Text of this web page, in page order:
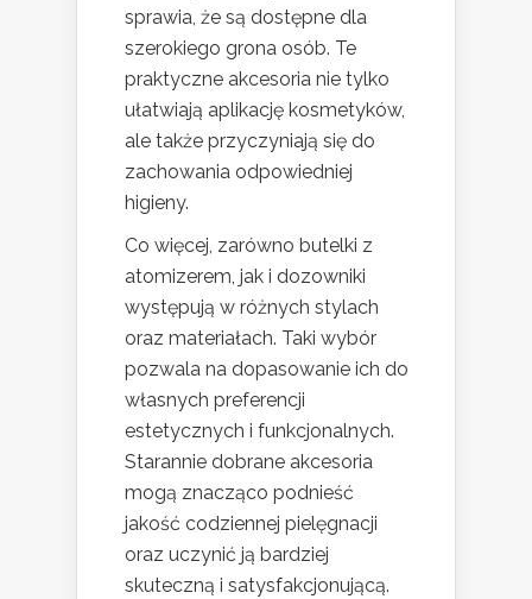
sprawia, że są dostępne dla
szerokiego grona osób. Te
praktyczne akcesoria nie tylko
ułatwiają aplikację kosmetyków,
ale także przyczyniają się do
zachowania odpowiedniej
higieny.
Co więcej, zarówno butelki z
atomizerem, jak i dozowniki
występują w różnych stylach
oraz materiałach. Taki wybór
pozwala na dopasowanie ich do
własnych preferencji
estetycznych i funkcjonalnych.
Starannie dobrane akcesoria
mogą znacząco podnieść
jakość codziennej pielęgnacji
oraz uczynić ją bardziej
skuteczną i satysfakcjonującą.